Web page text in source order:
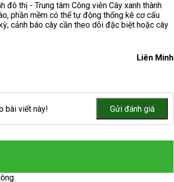
thị - Trung tâm Công viên Cây xanh thành
phần mềm có thể tự động thống kê cơ cấu
cảnh báo cây cần theo dõi đặc biệt hoặc cây
Liên Minh
bài viết này!